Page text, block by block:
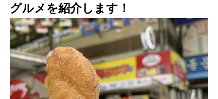
グルメを紹介します！